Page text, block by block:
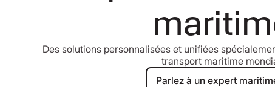
Des solutions personnalisées et unifiées
transport maritime
Parlez à un
Parlez à un expert